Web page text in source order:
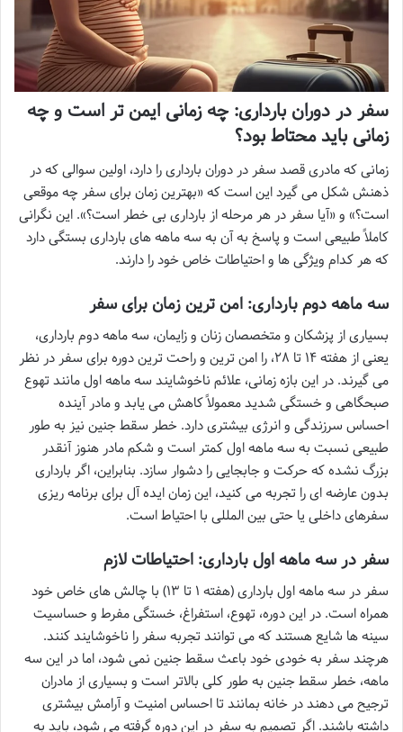
سفر در دوران بارداری: چه زمانی ایمن تر است و چه
زمانی باید محتاط بود؟
زمانی که مادری قصد سفر در دوران بارداری را دارد، اولین سوالی که در
ذهنش شکل می گیرد این است که «بهترین زمان برای سفر چه موقعی
است؟» و «آیا سفر در هر مرحله از بارداری بی خطر است؟». این نگرانی
کاملاً طبیعی است و پاسخ به آن به سه ماهه های بارداری بستگی دارد
که هر کدام ویژگی ها و احتیاطات خاص خود را دارند.
سه ماهه دوم بارداری: امن ترین زمان برای سفر
بسیاری از پزشکان و متخصصان زنان و زایمان، سه ماهه دوم بارداری،
یعنی از هفته ۱۴ تا ۲۸، را امن ترین و راحت ترین دوره برای سفر در نظر
می گیرند. در این بازه زمانی، علائم ناخوشایند سه ماهه اول مانند تهوع
صبحگاهی و خستگی شدید معمولاً کاهش می یابد و مادر آینده
احساس سرزندگی و انرژی بیشتری دارد. خطر سقط جنین نیز به طور
طبیعی نسبت به سه ماهه اول کمتر است و شکم مادر هنوز آنقدر
بزرگ نشده که حرکت و جابجایی را دشوار سازد. بنابراین، اگر بارداری
بدون عارضه ای را تجربه می کنید، این زمان ایده آل برای برنامه ریزی
سفرهای داخلی یا حتی بین المللی با احتیاط است.
سفر در سه ماهه اول بارداری: احتیاطات لازم
سفر در سه ماهه اول بارداری (هفته ۱ تا ۱۳) با چالش های خاص خود
همراه است. در این دوره، تهوع، استفراغ، خستگی مفرط و حساسیت
سینه ها شایع هستند که می توانند تجربه سفر را ناخوشایند کنند.
هرچند سفر به خودی خود باعث سقط جنین نمی شود، اما در این سه
ماهه، خطر سقط جنین به طور کلی بالاتر است و بسیاری از مادران
ترجیح می دهند در خانه بمانند تا احساس امنیت و آرامش بیشتری
داشته باشند. اگر تصمیم به سفر در این دوره گرفته می شود، باید به